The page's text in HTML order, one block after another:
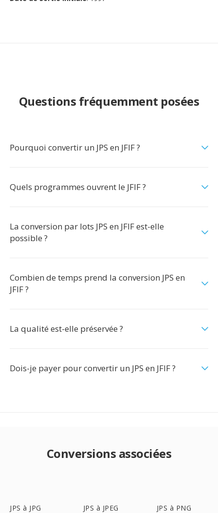
Questions fréquemment posées
Pourquoi convertir un JPS en JFIF ?
Quels programmes ouvrent le JFIF ?
La conversion par lots JPS en JFIF est-elle
possible ?
Combien de temps prend la conversion JPS en
JFIF ?
La qualité est-elle préservée ?
Dois-je payer pour convertir un JPS en JFIF ?
Conversions associées
JPS à JPG JPS à JPEG JPS à PNG